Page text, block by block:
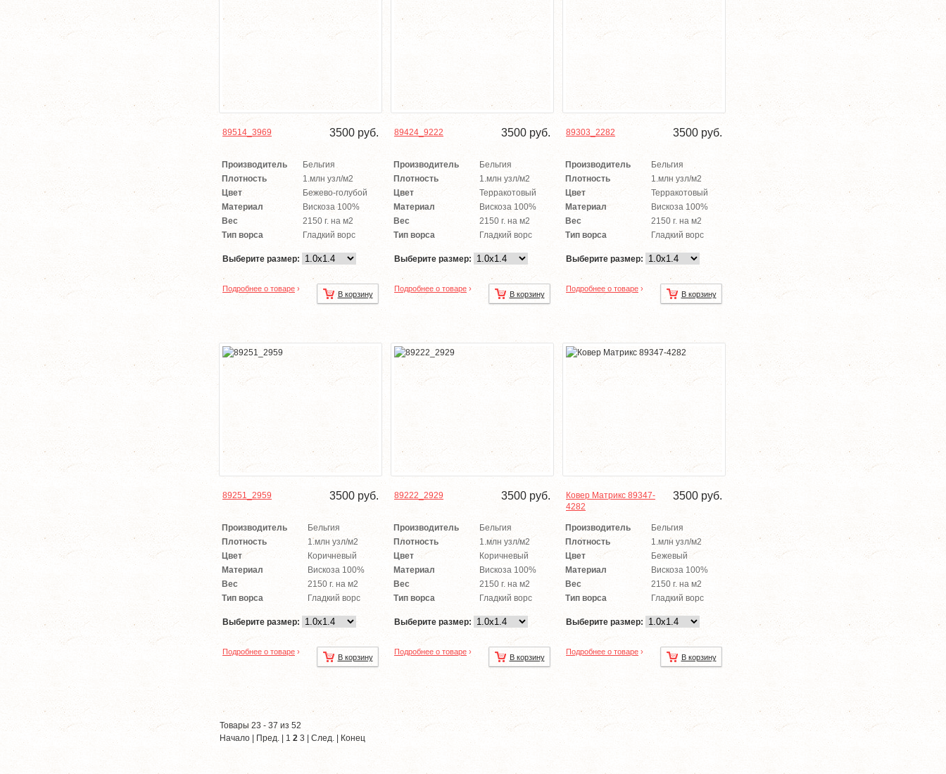
89514_3969 3500 руб.
Производитель
Бельгия
Плотность
1.млн узл/м2
Цвет
Бежево-голубой
Материал
Вискоза 100%
Вес
2150 г. на м2
Тип ворса
Гладкий ворс
Выберите размер:
Подробнее о товаре ›
В корзину
89424_9222 3500 руб.
Производитель
Бельгия
Плотность
1.млн узл/м2
Цвет
Терракотовый
Материал
Вискоза 100%
Вес
2150 г. на м2
Тип ворса
Гладкий ворс
Выберите размер:
Подробнее о товаре ›
В корзину
89303_2282 3500 руб.
Производитель
Бельгия
Плотность
1.млн узл/м2
Цвет
Терракотовый
Материал
Вискоза 100%
Вес
2150 г. на м2
Тип ворса
Гладкий ворс
Выберите размер:
Подробнее о товаре ›
В корзину
89251_2959 3500 руб.
Производитель
Бельгия
Плотность
1.млн узл/м2
Цвет
Коричневый
Материал
Вискоза 100%
Вес
2150 г. на м2
Тип ворса
Гладкий ворс
Выберите размер:
Подробнее о товаре ›
В корзину
89222_2929 3500 руб.
Производитель
Бельгия
Плотность
1.млн узл/м2
Цвет
Коричневый
Материал
Вискоза 100%
Вес
2150 г. на м2
Тип ворса
Гладкий ворс
Выберите размер:
Подробнее о товаре ›
В корзину
Ковер Матрикс 89347-
4282
3500 руб.
Производитель
Бельгия
Плотность
1.млн узл/м2
Цвет
Бежевый
Материал
Вискоза 100%
Вес
2150 г. на м2
Тип ворса
Гладкий ворс
Выберите размер:
Подробнее о товаре ›
В корзину
Товары 23 - 37 из 52
Начало
Пред. 1 2 3 След. Конец